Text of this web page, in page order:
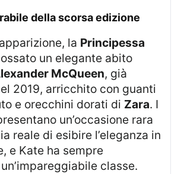
della scorsa edizione
apparizione, la Principessa
un elegante abito
McQueen, già
2019, arricchito con guanti
e orecchini dorati di Zara. I
un’occasione rara
reale di esibire l’eleganza in
e Kate ha sempre
classe.